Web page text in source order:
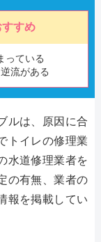
すめ
っている
流がある
ルは、原因に合
トイレの修理業
水道修理業者を
の有無、業者の
報を掲載してい